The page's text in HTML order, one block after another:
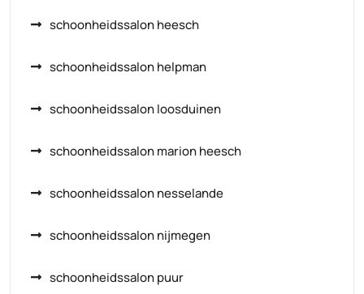
schoonheidssalon heesch
schoonheidssalon helpman
schoonheidssalon loosduinen
schoonheidssalon marion heesch
schoonheidssalon nesselande
schoonheidssalon nijmegen
schoonheidssalon puur